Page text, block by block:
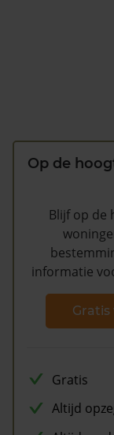
Op de
Blijf op de
informatie
Gratis
Altijd